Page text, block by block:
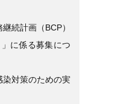
続計画（BCP）
に係る募集につ
染対策のための実